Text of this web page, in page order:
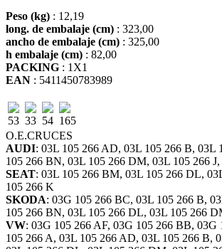
Peso (kg) : 12,19
long. de embalaje (cm) : 323,00
ancho de embalaje (cm) : 325,00
h embalaje (cm) : 82,00
PACKING : 1X1
EAN : 5411450783989
53 33 54 165
O.E.CRUCES
AUDI: 03L 105 266 AD, 03L 105 266 B, 03L
105 266 BN, 03L 105 266 DM, 03L 105 266
SEAT: 03L 105 266 BM, 03L 105 266 DL,
105 266 K
SKODA: 03G 105 266 BC, 03L 105 266 B,
105 266 BN, 03L 105 266 DL, 03L 105 266
VW: 03G 105 266 AF, 03G 105 266 BB, 03G
105 266 A, 03L 105 266 AD, 03L 105 266 B,